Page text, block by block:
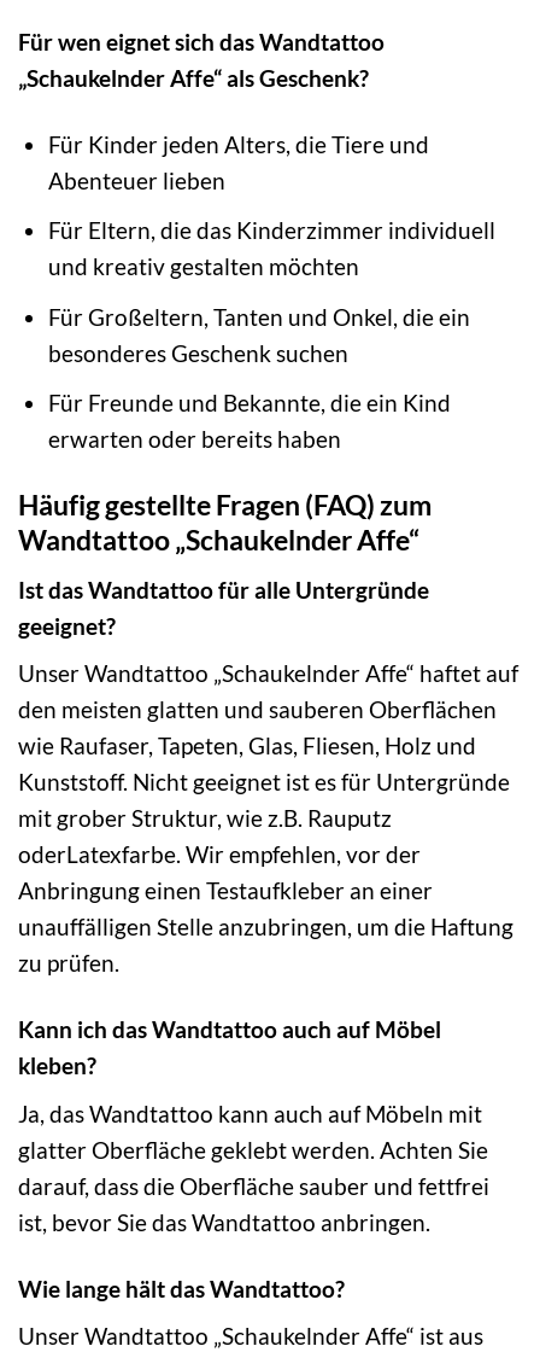
Für wen eignet sich das Wandtattoo
„Schaukelnder Affe“ als Geschenk?
Für Kinder jeden Alters, die Tiere und
Abenteuer lieben
Für Eltern, die das Kinderzimmer individuell
und kreativ gestalten möchten
Für Großeltern, Tanten und Onkel, die ein
besonderes Geschenk suchen
Für Freunde und Bekannte, die ein Kind
erwarten oder bereits haben
Häufig gestellte Fragen (FAQ) zum
Wandtattoo „Schaukelnder Affe“
Ist das Wandtattoo für alle Untergründe
geeignet?
Unser Wandtattoo „Schaukelnder Affe“ haftet auf
den meisten glatten und sauberen Oberflächen
wie Raufaser, Tapeten, Glas, Fliesen, Holz und
Kunststoff. Nicht geeignet ist es für Untergründe
mit grober Struktur, wie z.B. Rauputz
oderLatexfarbe. Wir empfehlen, vor der
Anbringung einen Testaufkleber an einer
unauffälligen Stelle anzubringen, um die Haftung
zu prüfen.
Kann ich das Wandtattoo auch auf Möbel
kleben?
Ja, das Wandtattoo kann auch auf Möbeln mit
glatter Oberfläche geklebt werden. Achten Sie
darauf, dass die Oberfläche sauber und fettfrei
ist, bevor Sie das Wandtattoo anbringen.
Wie lange hält das Wandtattoo?
Unser Wandtattoo „Schaukelnder Affe“ ist aus